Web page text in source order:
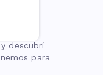
descubrí
para